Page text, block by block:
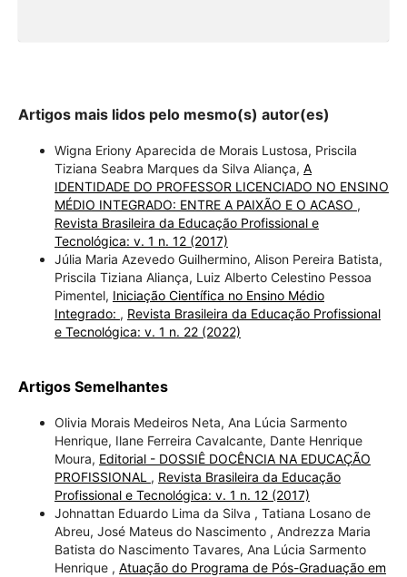
Artigos mais lidos pelo mesmo(s) autor(es)
Wigna Eriony Aparecida de Morais Lustosa, Priscila
Tiziana Seabra Marques da Silva Aliança, A
IDENTIDADE DO PROFESSOR LICENCIADO NO ENSINO
MÉDIO INTEGRADO: ENTRE A PAIXÃO E O ACASO ,
Revista Brasileira da Educação Profissional e
Tecnológica: v. 1 n. 12 (2017)
Júlia Maria Azevedo Guilhermino, Alison Pereira Batista,
Priscila Tiziana Aliança, Luiz Alberto Celestino Pessoa
Pimentel, Iniciação Científica no Ensino Médio
Integrado: , Revista Brasileira da Educação Profissional
e Tecnológica: v. 1 n. 22 (2022)
Artigos Semelhantes
Olivia Morais Medeiros Neta, Ana Lúcia Sarmento
Henrique, Ilane Ferreira Cavalcante, Dante Henrique
Moura, Editorial - DOSSIÊ DOCÊNCIA NA EDUCAÇÃO
PROFISSIONAL , Revista Brasileira da Educação
Profissional e Tecnológica: v. 1 n. 12 (2017)
Johnattan Eduardo Lima da Silva , Tatiana Losano de
Abreu, José Mateus do Nascimento , Andrezza Maria
Batista do Nascimento Tavares, Ana Lúcia Sarmento
Henrique , Atuação do Programa de Pós-Graduação em